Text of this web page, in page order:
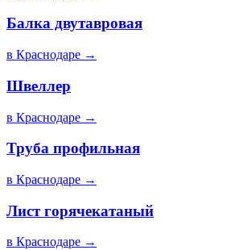
Балка двутавровая
в Краснодаре →
Швеллер
в Краснодаре →
Труба профильная
в Краснодаре →
Лист горячекатаный
в Краснодаре →